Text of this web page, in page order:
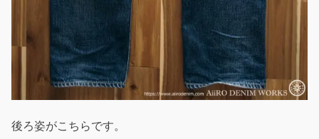
後ろ姿がこちらです。